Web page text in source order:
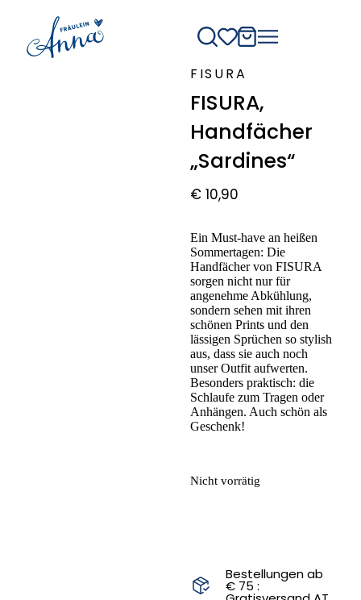
FISURA
FISURA,
Handfächer
„Sardines“
€10,90
Ein Must-have an heißen
Sommertagen: Die
Handfächer von FISURA
sorgen nicht nur für
angenehme Abkühlung,
sondern sehen mit ihren
schönen Prints und den
lässigen Sprüchen so stylish
aus, dass sie auch noch
unser Outfit aufwerten.
Besonders praktisch: die
Schlaufe zum Tragen oder
Anhängen. Auch schön als
Geschenk!
Nicht vorrätig
Bestellungen ab
€ 75 :